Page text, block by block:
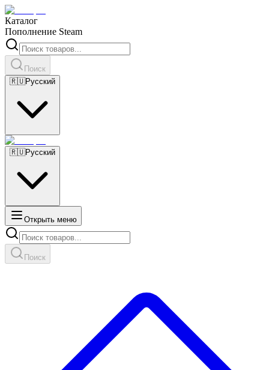
Каталог
Пополнение Steam
Поиск
🇷🇺Русский
🇷🇺Русский
Открыть меню
Поиск